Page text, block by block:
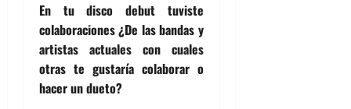
En tu disco debut tuviste
colaboraciones ¿De las bandas y
artistas actuales con cuales
otras te gustaría colaborar o
hacer un dueto?